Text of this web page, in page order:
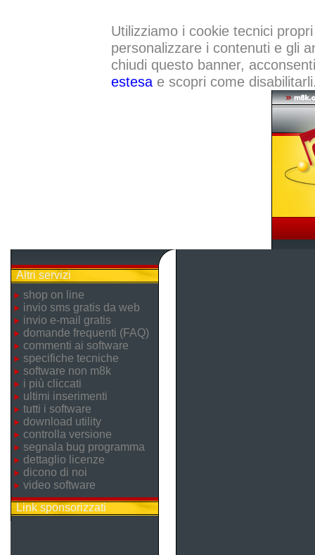
Utilizziamo i cookie tecnici
personalizzare i contenuti e gli
chiudi questo banner,
estesae scopri come
Altri servizi
shop on line
invio sms gratis da web
invio e-mail gratis
domande frequenti (FAQ)
commenti ai software
specifiche tecniche
software non m8k
i più cliccati
ultimi inserimenti
tutti i software
download utility
controlla versione
segnala bug programma
dettaglio licenze
dicono di noi
video software
Link sponsorizzati